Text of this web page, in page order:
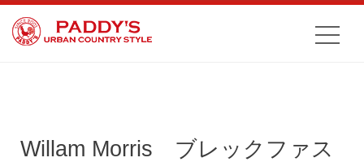
Willam Morris ブレックファス